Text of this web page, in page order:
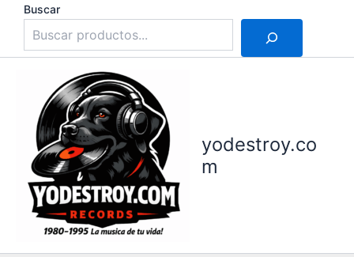
contenido
Buscar
yodestroy.co
m